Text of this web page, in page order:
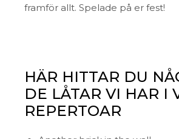
framför allt. Spelade på er fest!
HÄR HITTAR DU
DE LÅTAR VI HAR I
REPERTOAR